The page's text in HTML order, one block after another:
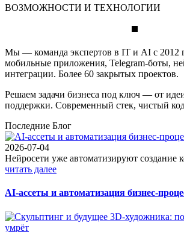
ВОЗМОЖНОСТИ И ТЕХНОЛОГИИ
Мы — команда экспертов в IT и AI с 2012
мобильные приложения, Telegram-боты,
интеграции. Более 60 закрытых проектов.
Решаем задачи бизнеса под ключ — от
поддержки. Современный стек, чистый
Последние Блог
2026-07-04
Нейросети уже автоматизируют создание
читать далее
AI-ассеты и автоматизация бизнес-